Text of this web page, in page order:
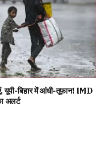
यूपी-बिहार में आंधी-तूफान! IMD
अलर्ट